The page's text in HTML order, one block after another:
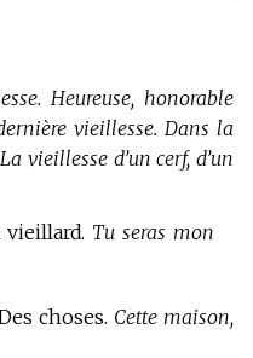
Heureuse, honorable
vieillesse. Dans la
vieillesse d’un cerf, d’un
Tu seras mon
choses. Cette maison,